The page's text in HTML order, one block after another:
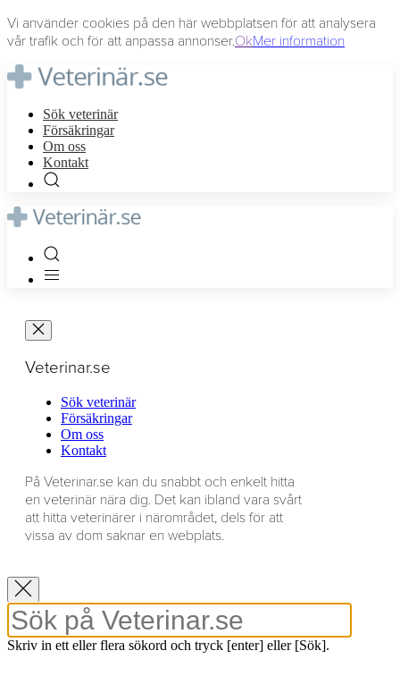
Vi använder cookies på den här webbplatsen för att analysera
vår trafik och för att anpassa annonser.OkMer information
Sök veterinär
Försäkringar
Om oss
Kontakt
Veterinar.se
Sök veterinär
Försäkringar
Om oss
Kontakt
På Veterinar.se kan du snabbt och enkelt hitta
en veterinär nära dig. Det kan ibland vara svårt
att hitta veterinärer i närområdet, dels för att
vissa av dom saknar en webplats.
Skriv in ett eller flera sökord och tryck [enter] eller [Sök].